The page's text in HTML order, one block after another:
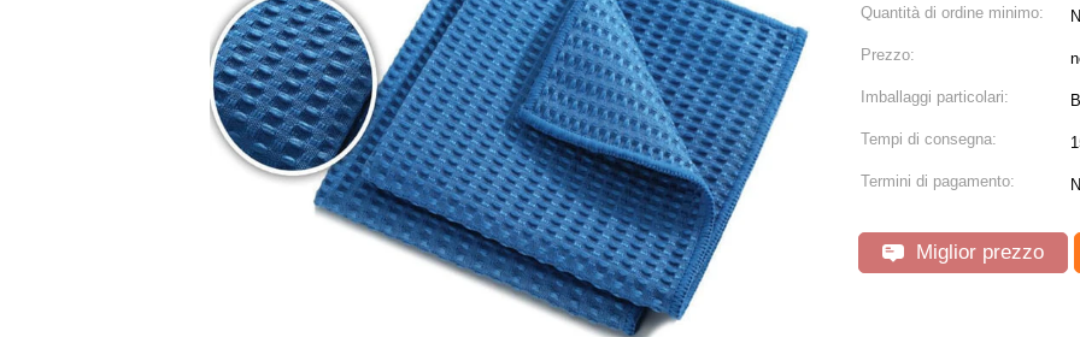
Quantità di ordine minimo:
Prezzo:
Imballaggi particolari:
Tempi di consegna:
Termini di pagamento:
Miglior prezzo